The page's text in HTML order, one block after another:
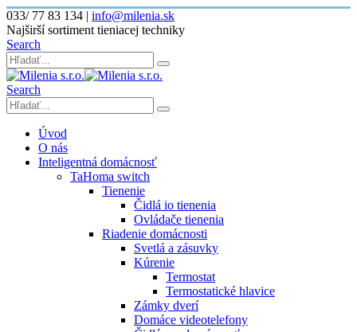
033/ 77 83 134 | info@milenia.sk
Najširší sortiment tieniacej techniky
Search
Search
Úvod
O nás
Inteligentná domácnosť
TaHoma switch
Tienenie
Čidlá io tienenia
Ovládače tienenia
Riadenie domácnosti
Svetlá a zásuvky
Kúrenie
Termostat
Termostatické hlavice
Zámky dverí
Domáce videotelefony